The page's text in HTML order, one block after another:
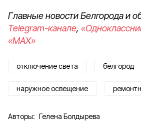
Главные новости Белгорода и
Telegram-канале,
«MAX»
отключение света белгород
наружное освещение
Авторы: Гелена Болдырева